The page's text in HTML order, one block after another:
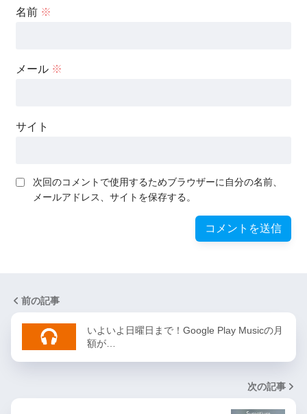
名前 ※
メール ※
サイト
次回のコメントで使用するためブラウザーに自分の名前、
メールアドレス、サイトを保存する。
前の記事
いよいよ日曜日まで！Google Play Musicの月
額が…
次の記事